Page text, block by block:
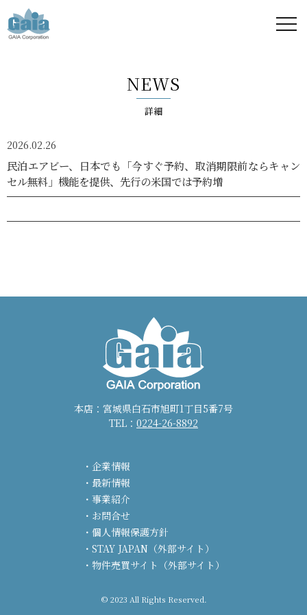
ア -
GAIA
Corporation
-
NEWS
詳細
2026.02.26
民泊エアビー、日本でも「今すぐ予約、取消期限前ならキャン
セル無料」機能を提供、先行の米国では予約増
本店：宮城県白石市旭町1丁目5番7号
TEL： 0224-26-8892
企業情報
最新情報
事業紹介
お問合せ
個人情報保護方針
STAY JAPAN（外部サイト）
物件売買サイト（外部サイト）
© 2023 All Rights Reserved.